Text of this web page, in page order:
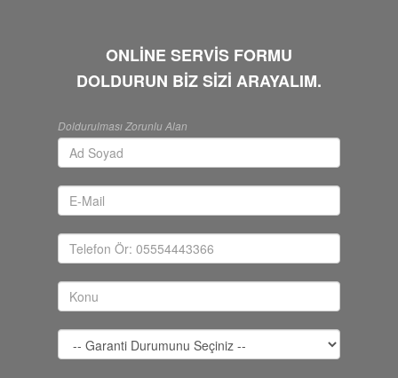
ONLİNE SERVİS FORMU
DOLDURUN BİZ SİZİ ARAYALIM.
Doldurulması Zorunlu Alan